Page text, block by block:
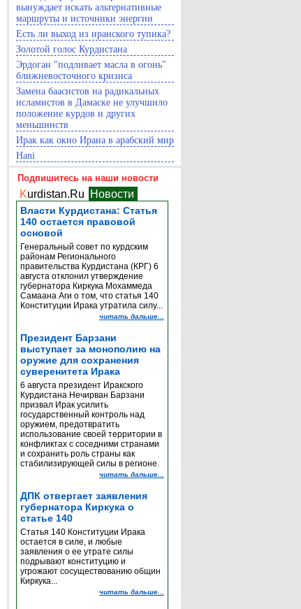
вынуждает искать альтернативные
маршруты и источники энергии
Есть ли выход из иранского тупика?
Золотой голос Курдистана
Эрдоган "подливает масла в огонь"
ближневосточного кризиса
Замена баасистов на радикальных
исламистов в Дамаске не улучшило
положение курдов и других
меньшинств
Ирак как окно Ирана в арабский мир
Hani
Подпишитесь на наши новости
Kurdistan.Ru Новости
Власти Курдистана: Статья
140 остается правовой
основой
Генеральный совет по курдским
районам Регионального
правительства Курдистана (КРГ) 6
августа отклонил утверждение
губернатора Киркука Мохаммеда
Самаана Аги о том, что статья 140
Конституции Ирака утратила силу...
читать дальше...
Президент Барзани
выступает за монополию на
оружие для сохранения
суверенитета Ирака
6 августа президент Иракского
Курдистана Нечирван Барзани
призвал Ирак усилить
государственный контроль над
оружием, предотвратить
использование своей территории в
конфликтах с соседними странами
и сохранить роль страны как
стабилизирующей силы в регионе.
читать дальше...
ДПК отвергает заявления
губернатора Киркука о
статье 140
Статья 140 Конституции Ирака
остается в силе, и любые
заявления о ее утрате силы
подрывают конституцию и
угрожают сосуществованию общин
Киркука...
читать дальше...